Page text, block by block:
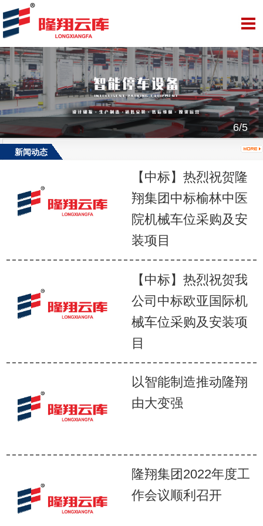
6/5
新闻动态
【中标】热烈祝贺隆
翔集团中标榆林中医
院机械车位采购及安
装项目
【中标】热烈祝贺我
公司中标欧亚国际机
械车位采购及安装项
目
以智能制造推动隆翔
由大变强
隆翔集团2022年度工
作会议顺利召开